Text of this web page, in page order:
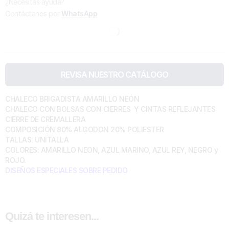
WhatsApp
REVISA NUESTRO CATÁLOGO
CHALECO BRIGADISTA AMARILLO NEÓN
CHALECO CON BOLSAS CON CIERRES Y CINTAS REFLEJANTES
CIERRE DE CREMALLERA
COMPOSICIÓN 80% ALGODON 20% POLIESTER
TALLAS: UNITALLA
COLORES: AMARILLO NEON, AZUL MARINO, AZUL REY, NEGRO y
ROJO.
DISEÑOS ESPECIALES SOBRE PEDIDO
Quizá te interesen...